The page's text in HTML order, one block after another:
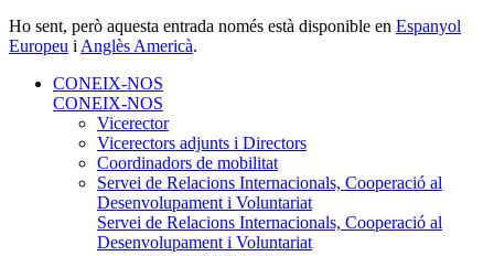
Ho sent, però aquesta entrada només està disponible en Espanyol
Europeu i Anglès Americà.
CONEIX-NOS
CONEIX-NOS
Vicerector
Vicerectors adjunts i Directors
Coordinadors de mobilitat
Servei de Relacions Internacionals, Cooperació al
Desenvolupament i Voluntariat
Servei de Relacions Internacionals, Cooperació al
Desenvolupament i Voluntariat